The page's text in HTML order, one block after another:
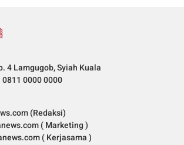
4 Lamgugob, Syiah Kuala
0000 0000
(Redaksi)
( Marketing )
( Kerjasama )